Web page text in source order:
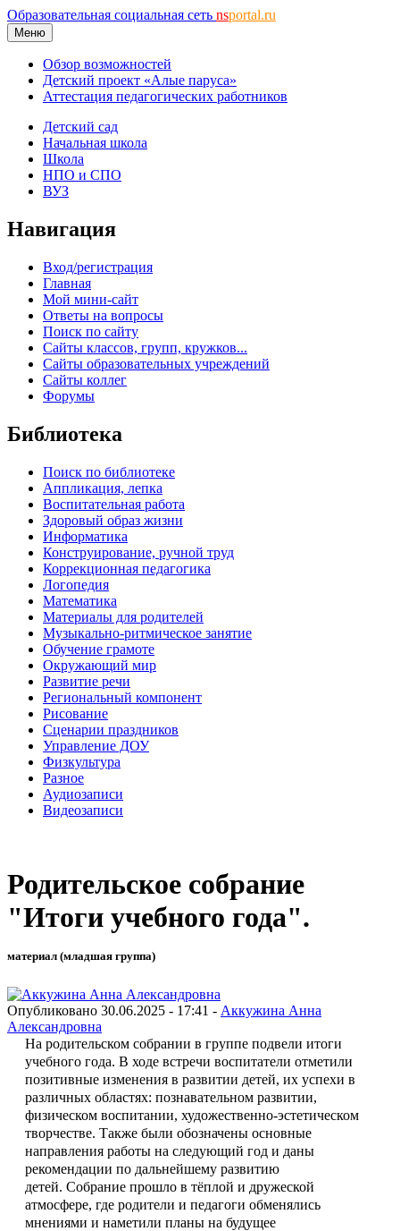
Образовательная социальная сеть nsportal.ru
Меню
Обзор возможностей
Детский проект «Алые паруса»
Аттестация педагогических работников
Детский сад
Начальная школа
Школа
НПО и СПО
ВУЗ
Навигация
Вход/регистрация
Главная
Мой мини-сайт
Ответы на вопросы
Поиск по сайту
Сайты классов, групп, кружков...
Сайты образовательных учреждений
Сайты коллег
Форумы
Библиотека
Поиск по библиотеке
Аппликация, лепка
Воспитательная работа
Здоровый образ жизни
Информатика
Конструирование, ручной труд
Коррекционная педагогика
Логопедия
Математика
Материалы для родителей
Музыкально-ритмическое занятие
Обучение грамоте
Окружающий мир
Развитие речи
Региональный компонент
Рисование
Сценарии праздников
Управление ДОУ
Физкультура
Разное
Аудиозаписи
Видеозаписи
Родительское собрание
"Итоги учебного года".
материал (младшая группа)
Опубликовано 30.06.2025 - 17:41 - Аккужина Анна
Александровна
На родительском собрании в группе подвели итоги
учебного года. В ходе встречи воспитатели отметили
позитивные изменения в развитии детей, их успехи в
различных областях: познавательном развитии,
физическом воспитании, художественно-эстетическом
творчестве. Также были обозначены основные
направления работы на следующий год и даны
рекомендации по дальнейшему развитию
детей. Собрание прошло в тёплой и дружеской
атмосфере, где родители и педагоги обменялись
мнениями и наметили планы на будущее